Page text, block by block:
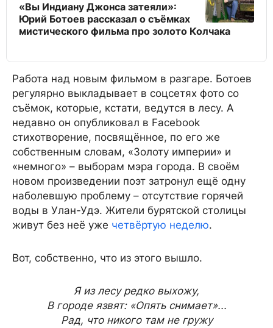
«Вы Индиану Джонса затеяли»:
Юрий Ботоев рассказал о съёмках
мистического фильма про золото Колчака
Работа над новым фильмом в разгаре. Ботоев
регулярно выкладывает в соцсетях фото со
съёмок, которые, кстати, ведутся в лесу. А
недавно он опубликовал в Facebook
стихотворение, посвящённое, по его же
собственным словам, «Золоту империи» и
«немного» – выборам мэра города. В своём
новом произведении поэт затронул ещё одну
наболевшую проблему – отсутствие горячей
воды в Улан-Удэ. Жители бурятской столицы
живут без неё уже четвёртую неделю.
Вот, собственно, что из этого вышло.
Я из лесу редко выхожу,
В городе язвят: «Опять снимает»...
Рад, что никого там не гружу